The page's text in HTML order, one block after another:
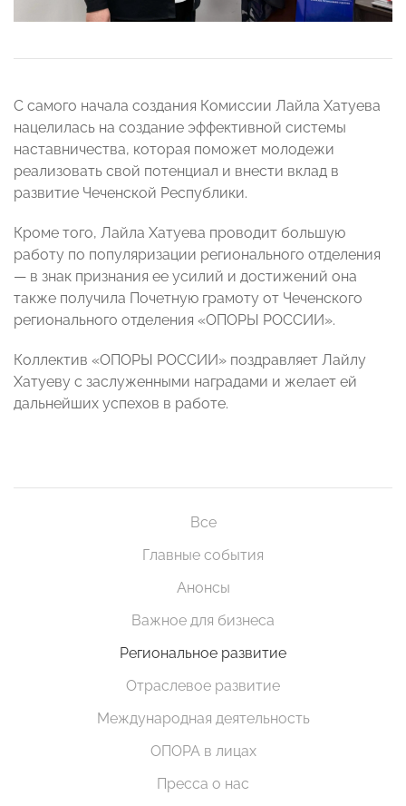
С самого начала создания Комиссии Лайла Хатуева
нацелилась на создание эффективной системы
наставничества, которая поможет молодежи
реализовать свой потенциал и внести вклад в
развитие Чеченской Республики.
Кроме того, Лайла Хатуева проводит большую
работу по популяризации регионального отделения
— в знак признания ее усилий и достижений она
также получила Почетную грамоту от Чеченского
регионального отделения «ОПОРЫ РОССИИ».
Коллектив «ОПОРЫ РОССИИ» поздравляет Лайлу
Хатуеву с заслуженными наградами и желает ей
дальнейших успехов в работе.
Все
Главные события
Анонсы
Важное для бизнеса
Региональное развитие
Отраслевое развитие
Международная деятельность
ОПОРА в лицах
Пресса о нас